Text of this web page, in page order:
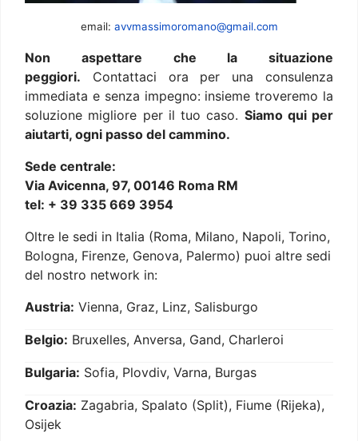
email: avvmassimoromano@gmail.com
Non aspettare che la situazione
peggiori. Contattaci ora per una consulenza
immediata e senza impegno: insieme troveremo la
soluzione migliore per il tuo caso. Siamo qui per
aiutarti, ogni passo del cammino.
Sede centrale:
Via Avicenna, 97, 00146 Roma RM
tel: + 39 335 669 3954
Oltre le sedi in Italia (Roma, Milano, Napoli, Torino,
Bologna, Firenze, Genova, Palermo) puoi altre sedi
del nostro network in:
Austria: Vienna, Graz, Linz, Salisburgo
Belgio: Bruxelles, Anversa, Gand, Charleroi
Bulgaria: Sofia, Plovdiv, Varna, Burgas
Croazia: Zagabria, Spalato (Split), Fiume (Rijeka),
Osijek